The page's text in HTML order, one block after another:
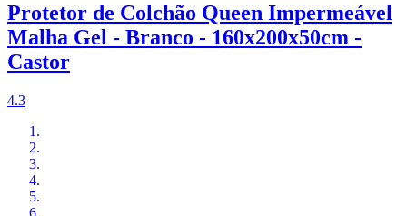
Protetor de Colchão Queen Impermeável
Malha Gel - Branco - 160x200x50cm -
Castor
4.3